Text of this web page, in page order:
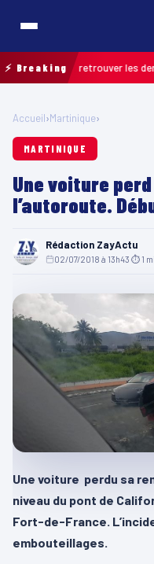
⚡ Breaking
pour retrouver les derniers
Accueil›Martinique›
MARTINIQUE
Une voiture
l’autoroute.
Rédaction ZayActu
02/07/2018 à 13h43 ⏱ 1
Une voiture perdu sa
niveau du pont de
Fort-de-France.
embouteillages.